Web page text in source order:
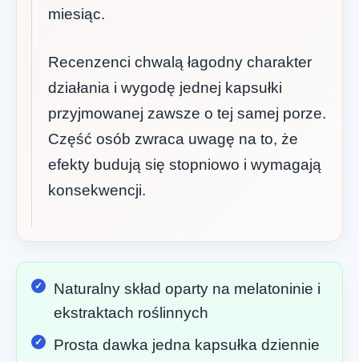
miesiąc.
Recenzenci chwalą łagodny charakter
działania i wygodę jednej kapsułki
przyjmowanej zawsze o tej samej porze.
Część osób zwraca uwagę na to, że
efekty budują się stopniowo i wymagają
konsekwencji.
Naturalny skład oparty na melatoninie i
ekstraktach roślinnych
Prosta dawka jedna kapsułka dziennie